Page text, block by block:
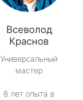
Всеволод
Краснов
Универсальный
мастер
8 лет опыта в